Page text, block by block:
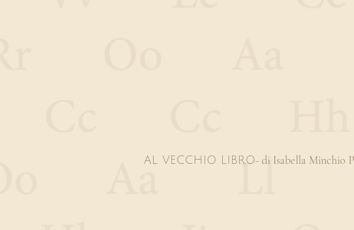
AL VECCHIO LIBRO- di Isabella Minchio